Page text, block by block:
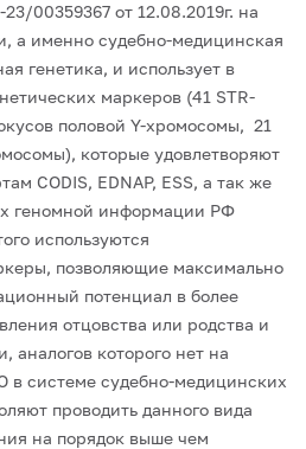
00359367 от 12.08.2019г. на
а именно судебно-медицинская
генетика, и использует в
маркеров (41 STR-
половой Y-хромосомы, 21
которые удовлетворяют
CODIS, EDNAP, ESS, а так же
геномной информации РФ
используются
позволяющие максимально
потенциал в более
отцовства или родства и
аналогов которого нет на
системе судебно-медицинских
проводить данного вида
на порядок выше чем